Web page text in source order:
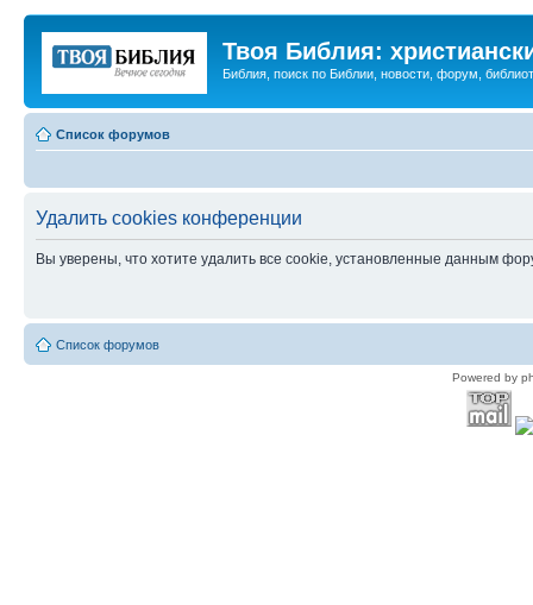
Твоя Библия:
Библия, поиск по Библии, новости, форум,
Список форумов
Удалить cookies конференции
Вы уверены, что хотите удалить все cookie, установленные данным
Список форумов
Powered by